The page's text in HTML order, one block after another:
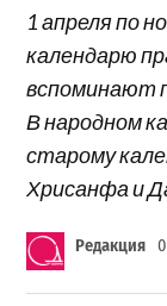
1 апреля по
календарю
вспоминают
В народном
старому
Хрисанфа и
Редакция